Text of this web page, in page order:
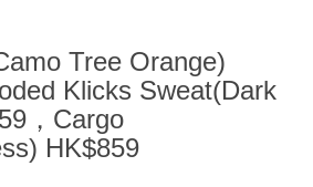
Tree Orange)
Klicks Sweat(Dark
，Cargo
HK$859